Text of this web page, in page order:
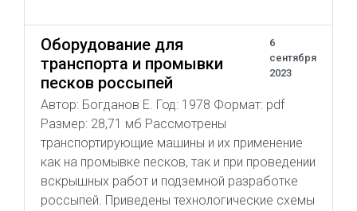
Оборудование для
транспорта и промывки
песков россыпей
6
сентября
2023
Автор: Богданов Е. Год: 1978 Формат: pdf
Размер: 28,71 мб Рассмотрены
транспортирующие машины и их применение
как на промывке песков, так и при проведении
вскрышных работ и подземной разработке
россыпей. Приведены технологические схемы